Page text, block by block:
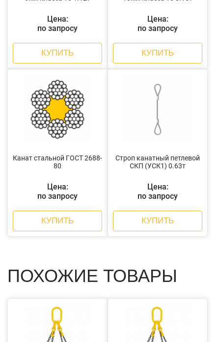
Цена:
по запросу
КУПИТЬ
Цена:
по запросу
КУПИТЬ
Канат стальной ГОСТ 2688-
80
Цена:
по запросу
КУПИТЬ
Строп канатный петлевой
СКП (УСК1) 0.63т
Цена:
по запросу
КУПИТЬ
ПОХОЖИЕ ТОВАРЫ